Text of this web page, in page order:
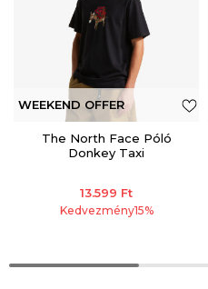
WEEKEND OFFER
The North Face Póló
Donkey Taxi
13.599 Ft
Kedvezmény15%